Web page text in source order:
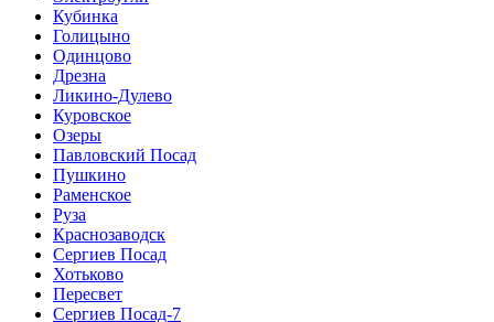
Кубинка
Голицыно
Одинцово
Дрезна
Ликино-Дулево
Куровское
Озеры
Павловский Посад
Пушкино
Раменское
Руза
Краснозаводск
Сергиев Посад
Хотьково
Пересвет
Сергиев Посад-7